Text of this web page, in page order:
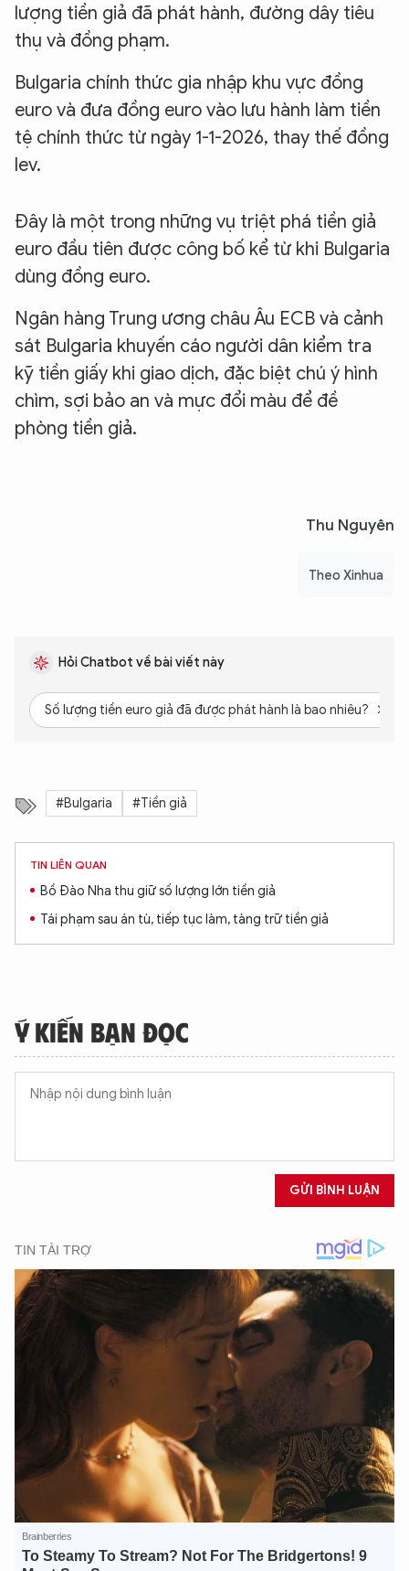
lượng tiền giả đã phát hành, đường dây tiêu
thụ và đồng phạm.
Bulgaria chính thức gia nhập khu vực đồng
euro và đưa đồng euro vào lưu hành làm tiền
tệ chính thức từ ngày 1-1-2026, thay thế đồng
lev.
Đây là một trong những vụ triệt phá tiền giả
euro đầu tiên được công bố kể từ khi Bulgaria
dùng đồng euro.
Ngân hàng Trung ương châu Âu ECB và cảnh
sát Bulgaria khuyến cáo người dân kiểm tra
kỹ tiền giấy khi giao dịch, đặc biệt chú ý hình
chìm, sợi bảo an và mực đổi màu để đề
phòng tiền giả.
Thu Nguyên
Theo Xinhua
Hỏi Chatbot về bài viết này
Số lượng tiền euro giả đã được phát hành là bao nhiêu?
#Bulgaria #Tiền giả
TIN LIÊN QUAN
Bồ Đào Nha thu giữ số lượng lớn tiền giả
Tái phạm sau án tù, tiếp tục làm, tàng trữ tiền giả
Ý KIẾN BẠN ĐỌC
GỬI BÌNH LUẬN